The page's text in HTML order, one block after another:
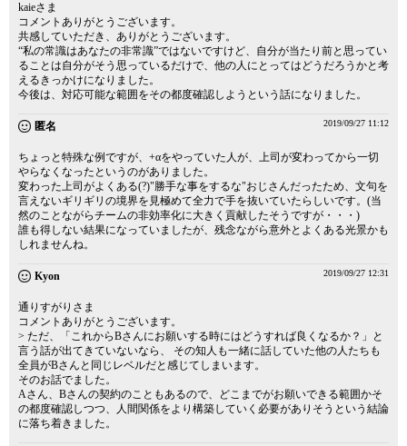
kaieさま
コメントありがとうございます。
共感していただき、ありがとうございます。
“私の常識はあなたの非常識”ではないですけど、自分が当たり前と思ってい
ることは自分がそう思っているだけで、他の人にとってはどうだろうかと考
えるきっかけになりました。
今後は、対応可能な範囲をその都度確認しようという話になりました。
匿名 2019/09/27 11:12
ちょっと特殊な例ですが、+αをやっていた人が、上司が変わってから一切
やらなくなったというのがありました。
変わった上司がよくある(?)"勝手な事をするな"おじさんだったため、文句を
言えないギリギリの境界を見極めて全力で手を抜いていたらしいです。(当
然のことながらチームの非効率化に大きく貢献したそうですが・・・)
誰も得しない結果になっていましたが、残念ながら意外とよくある光景かも
しれませんね。
Kyon 2019/09/27 12:31
通りすがりさま
コメントありがとうございます。
> ただ、「これからBさんにお願いする時にはどうすれば良くなるか？」と
言う話が出てきていないなら、 その知人も一緒に話していた他の人たちも
全員がBさんと同じレベルだと感じてしまいます。
そのお話でました。
Aさん、Bさんの契約のこともあるので、どこまでがお願いできる範囲かそ
の都度確認しつつ、人間関係をより構築していく必要がありそうという結論
に落ち着きました。